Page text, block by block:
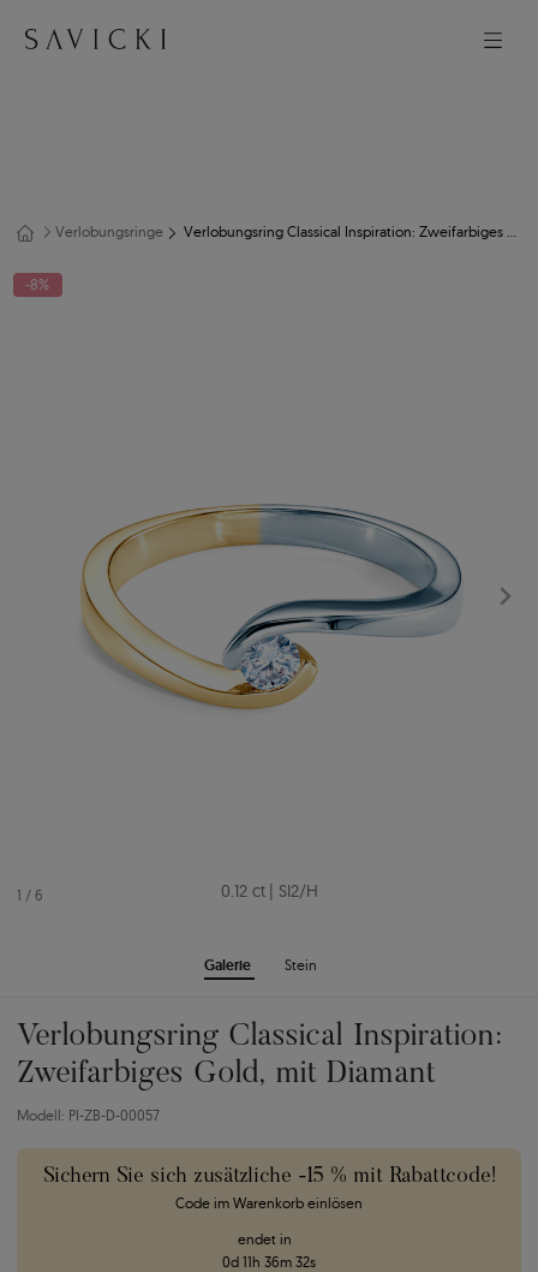
Verlobungsringe Verlobungsring Classical Inspiration: Zweifarbiges Gold, mit Diamant
1 / 6
Galerie Stein
-8%
0.12 ct | SI2/H
Verlobungsring Classical Inspiration:
Zweifarbiges Gold, mit Diamant
Modell: PI-ZB-D-00057
Sichern Sie sich zusätzliche -15 % mit Rabattcode!
Code im Warenkorb einlösen
endet in
0d 11h 36m 31s